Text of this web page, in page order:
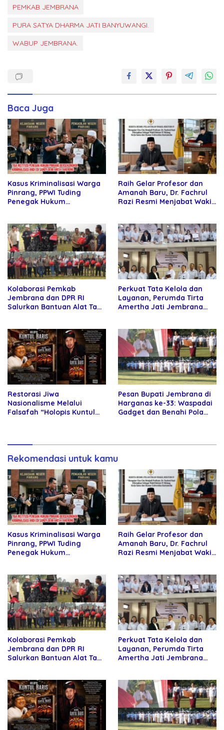
PEMKAB JEMBRANA
PURA SATYA DHARMA JATI BANYUWANGI.
WABUP JEMBRANA.
Baca Juga
Kasus Kriminalisasi Warga
Pinrang, PPWI Tuding
Penegak Hukum
Raih Gelar Profesor dan
Amanah Baru, Dr. Fachrul
Razi Resmi Menjabat Wakil
Kolaborasi Pemkab
Jembrana dan DPR RI
Salurkan Bantuan Alat Tani
Perkuat Tata Kelola dan
Layanan, Perumda Tirta
Amertha Jati Jembrana
Restorasi Jiwa
Nasionalisme Melalui
Falsafah “Holopis Kuntul
Pesan Bupati Jembrana di
Harganas ke-33: Waspadai
Gadget dan Benahi Pola
Rekomendasi untuk kamu
Kasus Kriminalisasi Warga
Pinrang, PPWI Tuding
Penegak Hukum
Raih Gelar Profesor dan
Amanah Baru, Dr. Fachrul
Razi Resmi Menjabat Wakil
Kolaborasi Pemkab
Jembrana dan DPR RI
Salurkan Bantuan Alat Tani
Perkuat Tata Kelola dan
Layanan, Perumda Tirta
Amertha Jati Jembrana